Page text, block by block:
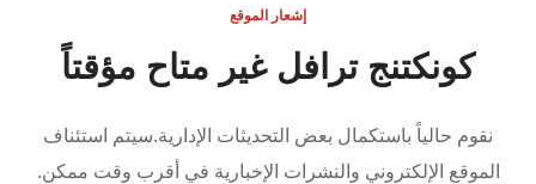
إشعار الموقع
كونكتنج ترافل غير متاح مؤقتاً
نقوم حالياً باستكمال بعض التحديثات الإدارية.سيتم استئناف
الموقع الإلكتروني والنشرات الإخبارية في أقرب وقت ممكن.